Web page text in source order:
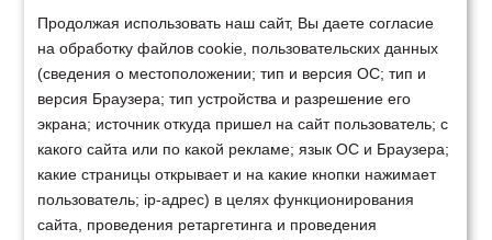
Продолжая использовать наш сайт, Вы даете согласие
на обработку файлов cookie, пользовательских данных
(сведения о местоположении; тип и версия ОС; тип и
версия Браузера; тип устройства и разрешение его
экрана; источник откуда пришел на сайт пользователь; с
какого сайта или по какой рекламе; язык ОС и Браузера;
какие страницы открывает и на какие кнопки нажимает
пользователь; ip-адрес) в целях функционирования
сайта, проведения ретаргетинга и проведения